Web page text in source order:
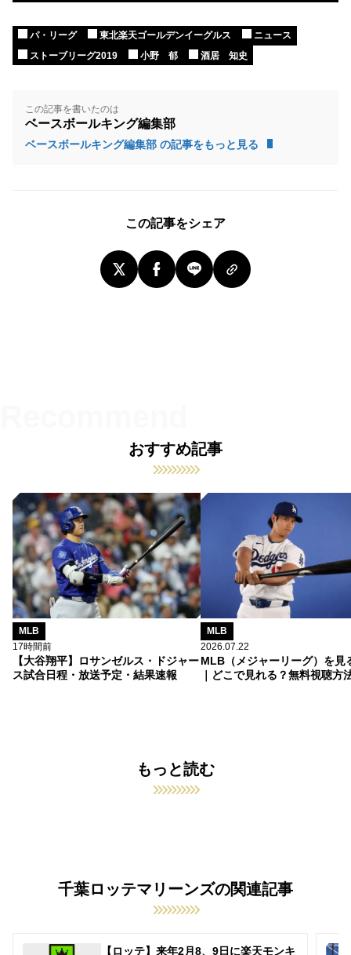
パ・リーグ 東北楽天ゴールデンイーグルス
ニュース
ストーブリーグ2019
小野 郁 酒居 知史
この記事を書いたのは
ベースボールキング編集部
ベースボールキング編集部 の記事をもっと見る
この記事をシェア
おすすめ記事
MLB
17時間前
【大谷翔平】ロサンゼルス・ドジャー
ス試合日程・放送予定・結果速報
MLB
2026.07.22
MLB（メジャーリーグ）を見
｜どこで見れる？無料視聴方
もっと読む
千葉ロッテマリーンズの関連記事
【ロッテ】来年2月8、9日に楽天モンキ